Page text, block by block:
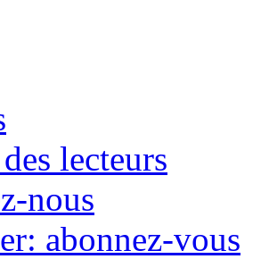
lecteurs
nous
abonnez-vous